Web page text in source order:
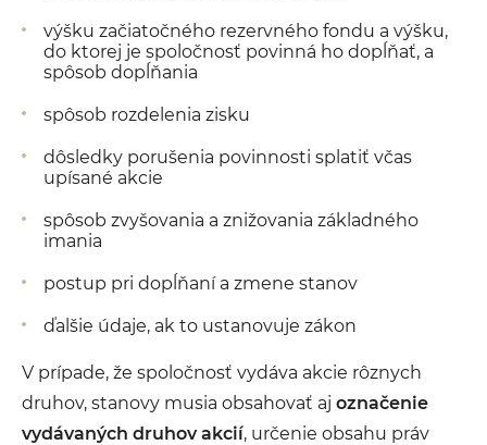
výšku začiatočného rezervného fondu a výšku,
do ktorej je spoločnosť povinná ho dopĺňať, a
spôsob dopĺňania
spôsob rozdelenia zisku
dôsledky porušenia povinnosti splatiť včas
upísané akcie
spôsob zvyšovania a znižovania základného
imania
postup pri dopĺňaní a zmene stanov
ďalšie údaje, ak to ustanovuje zákon
V prípade, že spoločnosť vydáva akcie rôznych
druhov, stanovy musia obsahovať aj označenie
vydávaných druhov akcií, určenie obsahu práv